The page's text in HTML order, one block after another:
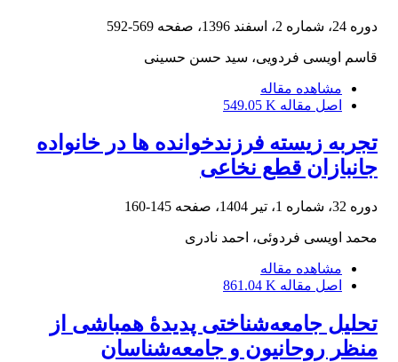
دوره 24، شماره 2، اسفند 1396، صفحه 569-592
قاسم اویسی فردویی، سید حسن حسینی
مشاهده مقاله
اصل مقاله 549.05 K
تجربه زیسته فرزندخوانده ها در خانواده
جانبازان قطع نخاعی
دوره 32، شماره 1، تیر 1404، صفحه 145-160
محمد اویسی فردوئی، احمد نادری
مشاهده مقاله
اصل مقاله 861.04 K
تحلیل جامعه‌شناختی پدیدۀ همباشی از
منظر روحانیون و جامعه‌شناسان